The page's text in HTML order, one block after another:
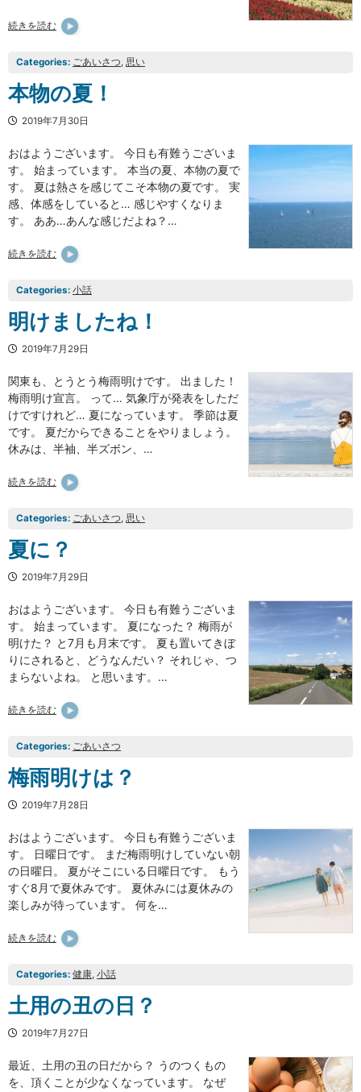
続きを読む
Categories: ごあいさつ, 思い
本物の夏！
2019年7月30日
おはようございます。 今日も有難うございま
す。 始まっています。 本当の夏、本物の夏で
す。 夏は熱さを感じてこそ本物の夏です。 実
感、体感をしていると… 感じやすくなりま
す。 ああ…あんな感じだよね？…
続きを読む
Categories: 小話
明けましたね！
2019年7月29日
関東も、とうとう梅雨明けです。 出ました！
梅雨明け宣言。 って… 気象庁が発表をしただ
けですけれど… 夏になっています。 季節は夏
です。 夏だからできることをやりましょう。
休みは、半袖、半ズボン、…
続きを読む
Categories: ごあいさつ, 思い
夏に？
2019年7月29日
おはようございます。 今日も有難うございま
す。 始まっています。 夏になった？ 梅雨が
明けた？ と7月も月末です。 夏も置いてきぼ
りにされると、どうなんだい？ それじゃ、つ
まらないよね。 と思います。…
続きを読む
Categories: ごあいさつ
梅雨明けは？
2019年7月28日
おはようございます。 今日も有難うございま
す。 日曜日です。 まだ梅雨明けしていない朝
の日曜日。 夏がそこにいる日曜日です。 もう
すぐ8月で夏休みです。 夏休みには夏休みの
楽しみが待っています。 何を…
続きを読む
Categories: 健康, 小話
土用の丑の日？
2019年7月27日
最近、土用の丑の日だから？ うのつくもの
を、頂くことが少なくなっています。 なぜ